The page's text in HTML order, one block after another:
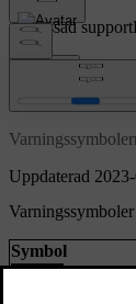
Anpassad support
Uppdaterad
Varningssymboler
Symbol